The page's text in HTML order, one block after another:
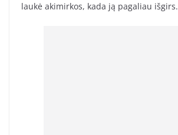
laukė akimirkos, kada ją pagaliau išgirs.